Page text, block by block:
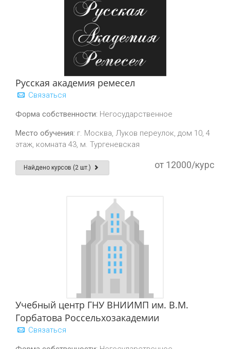
Русская академия ремесел
Связаться
Форма собственности: Негосударственное
Место обучения: г. Москва, Луков переулок, дом 10, 4
этаж, комната 43, м. Тургеневская
Найдено курсов (2 шт.) от 12000/курс
Учебный центр ГНУ ВНИИМП им. В.М.
Горбатова Россельхозакадемии
Связаться